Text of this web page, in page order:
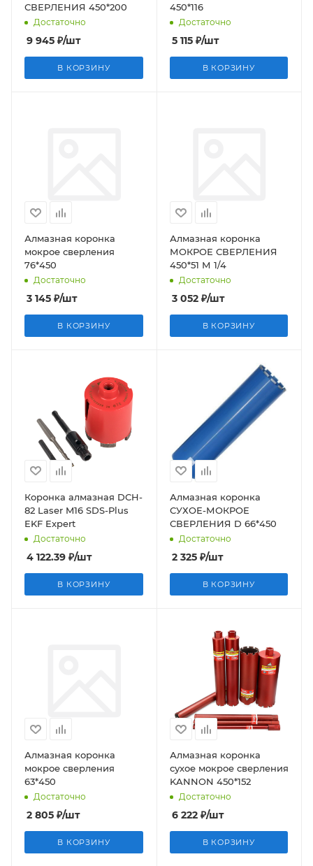
СВЕРЛЕНИЯ 450*200
Достаточно
9 945 ₽/шт
В КОРЗИНУ
450*116
Достаточно
5 115₽/шт
В КОРЗИНУ
Алмазная коронка
мокрое сверления
76*450
Достаточно
3 145 ₽/шт
В КОРЗИНУ
Алмазная коронка
МОКРОЕ СВЕРЛЕНИЯ
450*51 М 1/4
Достаточно
3 052₽/шт
В КОРЗИНУ
Коронка алмазная DCH-
82 Laser M16 SDS-Plus
EKF Expert
Достаточно
4 122.39 ₽/шт
В КОРЗИНУ
Алмазная коронка
СУХОЕ-МОКРОЕ
СВЕРЛЕНИЯ D 66*450
Достаточно
2 325₽/шт
В КОРЗИНУ
Алмазная коронка
мокрое сверления
63*450
Достаточно
2 805 ₽/шт
В КОРЗИНУ
Алмазная коронка
сухое мокрое сверления
KANNON 450*152
Достаточно
6 222₽/шт
В КОРЗИНУ